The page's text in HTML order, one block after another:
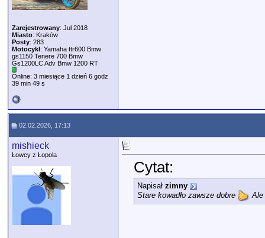
Zarejestrowany: Jul 2018
Miasto: Kraków
Posty: 283
Motocykl: Yamaha ttr600 Bmw
gs1150 Tenere 700 Bmw
Gs1200LC Adv Bmw 1200 RT
Online: 3 miesiące 1 dzień 6 godz
39 min 49 s
02.02.2026, 17:13
mishieck
Łowcy z Łopola
Cytat:
Napisał zimny
Stare kowadło zawsze dobre
Ale